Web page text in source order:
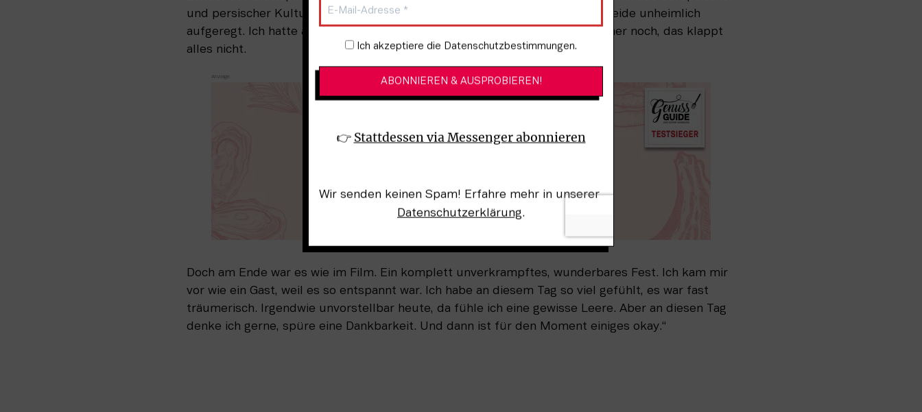
und persischer Kultur werden. Wir haben uns so drauf gefreut und waren beide unheimlich
aufgeregt. Ich hatte all die Planungsszenarien im Kopf und dachte kurz vorher noch, das klappt
alles nicht.
Doch am Ende war es wie im Film. Ein komplett unverkrampftes, wunderbares Fest. Ich kam mir
vor wie ein Gast, weil es so entspannt war. Ich habe an diesem Tag so viel gefühlt, es war fast
träumerisch. Irgendwie unvorstellbar heute, da fühle ich eine gewisse Leere. Aber an diesen Tag
denke ich gerne, spüre eine Dankbarkeit. Und dann ist für den Moment einiges okay.“
Newsletter-Anmeldung
Ich akzeptiere die Datenschutzbestimmungen.
👉 Stattdessen via Messenger abonnieren
Wir senden keinen Spam! Erfahre mehr in unserer
Datenschutzerklärung.